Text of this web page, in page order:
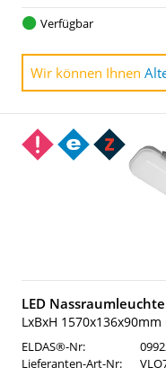
Verfügbar
Wir können Ihnen
LED
LxBxH
ELDAS®-Nr:
Lieferanten-Art-Nr: